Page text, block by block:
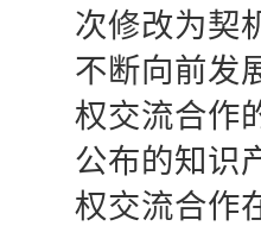
次修改为契
不断向前发
权交流合作
公布的知识
权交流合作